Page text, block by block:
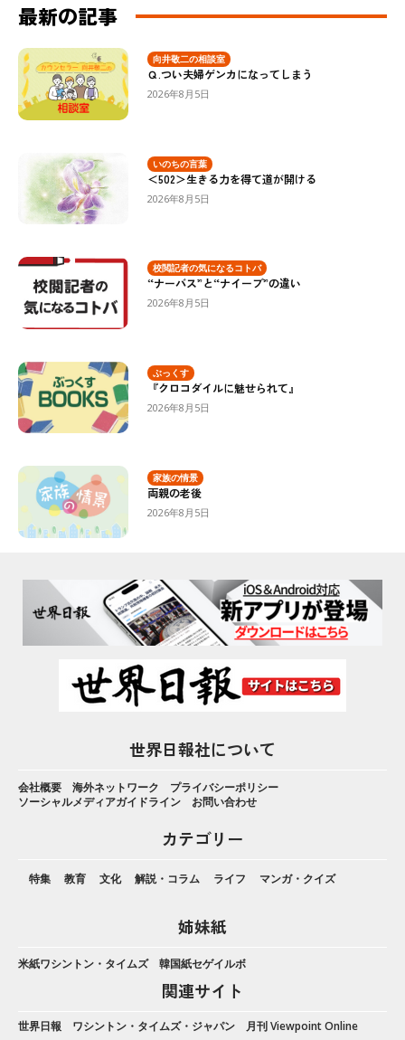
最新の記事
向井敬二の相談室
Ｑ.つい夫婦ゲンカになってしまう
2026年8月5日
いのちの言葉
＜502＞生きる力を得て道が開ける
2026年8月5日
校閲記者の気になるコトバ
“ナーバス”と“ナイーブ”の違い
2026年8月5日
ぶっくす
『クロコダイルに魅せられて』
2026年8月5日
家族の情景
両親の老後
2026年8月5日
世界日報社について
会社概要 海外ネットワーク
プライバシーポリシー
ソーシャルメディアガイドライン
お問い合わせ
カテゴリー
特集 教育 文化 解説・コラム ライフ マンガ・クイズ
姉妹紙
米紙ワシントン・タイムズ 韓国紙セゲイルボ
関連サイト
世界日報 ワシントン・タイムズ・ジャパン 月刊 Viewpoint Online